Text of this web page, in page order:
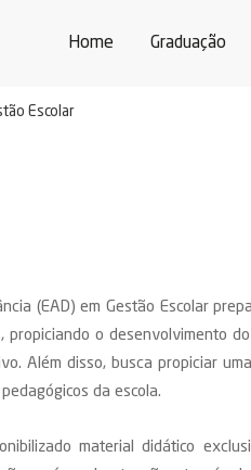
Home Graduação
Escolar
(EAD) em Gestão Escolar
propiciando o desenvolvimento
Além disso, busca propiciar
da escola.
material didático